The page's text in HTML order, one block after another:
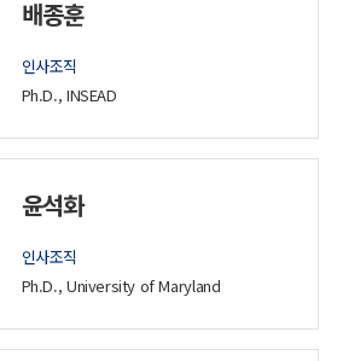
배종훈
인사조직
Ph.D., INSEAD
윤석화
인사조직
Ph.D., University of Maryland